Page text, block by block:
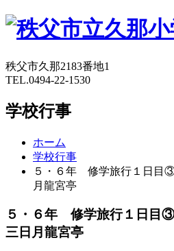
秩父市久那2183番地1
TEL.0494-22-1530
学校行事
ホーム
学校行事
５・６年 修学旅行１日目③
月龍宮亭
５・６年 修学旅行１日目
三日月龍宮亭